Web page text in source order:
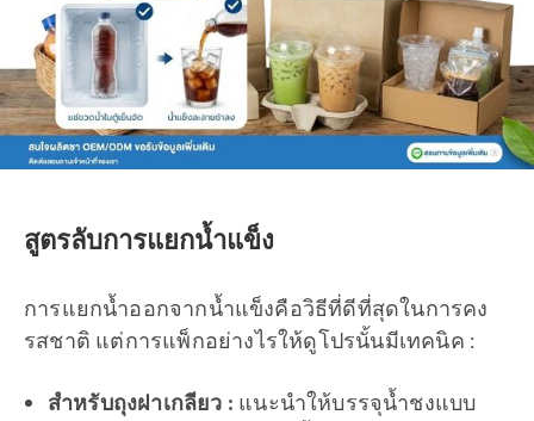
สูตรลับการแยกน้ำแข็ง
การแยกน้ำออกจากน้ำแข็งคือวิธีที่ดีที่สุดในการคง
รสชาติ แต่การแพ็กอย่างไรให้ดูโปรนั้นมีเทคนิค :
สำหรับถุงฝาเกลียว : แนะนำให้บรรจุน้ำชงแบบ